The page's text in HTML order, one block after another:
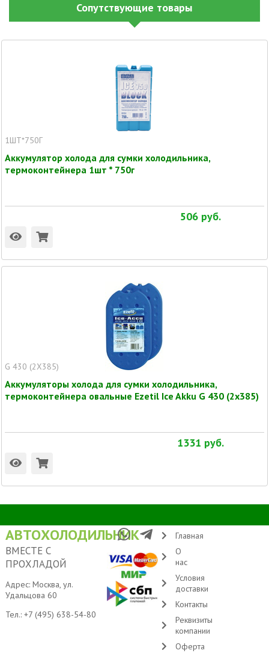
Сопутствующие товары
1ШТ*750Г
Аккумулятор холода для сумки холодильника,
термоконтейнера 1шт * 750г
506 руб.
G 430 (2X385)
Аккумуляторы холода для сумки холодильника,
термоконтейнера овальные Ezetil Ice Akku G 430 (2x385)
1331 руб.
АВТОХОЛОДИЛЬНИК
ВМЕСТЕ С
ПРОХЛАДОЙ
Адрес: Москва, ул.
Удальцова 60
Тел.: +7 (495) 638-54-80
Главная
О
нас
Условия
доставки
Контакты
Реквизиты
компании
Оферта